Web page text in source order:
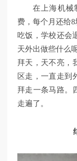
在上海机械
费，每个月还给
吃饭，学校还会
天外出做些什么
拜天，天不亮，
区走，一直走到
拜走一条马路。
走遍了。